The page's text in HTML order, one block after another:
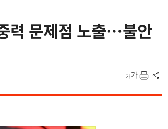
력 문제점 노출…불안